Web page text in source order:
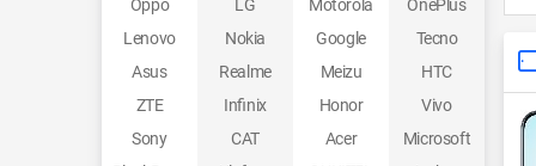
Oppo
LG Motorola
OnePlus
Lenovo
Nokia Google
Tecno
Asus
Realme Meizu
HTC
ZTE
Infinix Honor
Vivo
Sony
CAT Acer
Microsoft